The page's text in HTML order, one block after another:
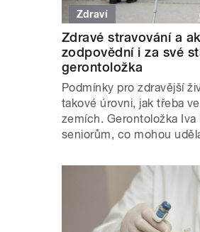
Zdraví
Zdravé stravování a
zodpovědní i za své
gerontoložka
Podmínky pro zdravější
takové úrovni, jak třeba
zemích. Gerontoložka Iva
seniorům, co mohou